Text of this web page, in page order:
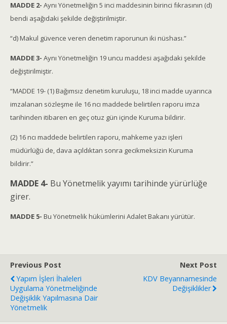
MADDE 2- Aynı Yönetmeliğin 5 inci maddesinin birinci fıkrasının (d)
bendi aşağıdaki şekilde değiştirilmiştir.
“d) Makul güvence veren denetim raporunun iki nüshası.”
MADDE 3- Aynı Yönetmeliğin 19 uncu maddesi aşağıdaki şekilde
değiştirilmiştir.
“MADDE 19- (1) Bağımsız denetim kuruluşu, 18 inci madde uyarınca
imzalanan sözleşme ile 16 ncı maddede belirtilen raporu imza
tarihinden itibaren en geç otuz gün içinde Kuruma bildirir.
(2) 16 ncı maddede belirtilen raporu, mahkeme yazı işleri
müdürlüğü de, dava açıldıktan sonra gecikmeksizin Kuruma
bildirir.”
MADDE 4- Bu Yönetmelik yayımı tarihinde yürürlüğe
girer.
MADDE 5- Bu Yönetmelik hükümlerini Adalet Bakanı yürütür.
Previous Post
Yapım İşleri İhaleleri
Uygulama Yönetmeliğinde
Değişiklik Yapılmasına Dair
Yönetmelik
Next Post
KDV Beyannamesinde
Değişiklikler